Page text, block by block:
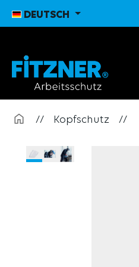
Zur
DEUTSCH
// Kopfschutz //
Bildergalerie überspringen